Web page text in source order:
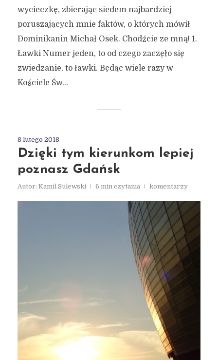
wycieczkę, zbierając siedem najbardziej
poruszających mnie faktów, o których mówił
Dominikanin Michał Osek. Chodźcie ze mną! 1.
Ławki Numer jeden, to od czego zaczęło się
zwiedzanie, to ławki. Będąc wiele razy w
Kościele Św...
8 lutego 2018
Dzięki tym kierunkom lepiej
poznasz Gdańsk
Autor: Kamil Sulewski 6 min czytania komentarzy